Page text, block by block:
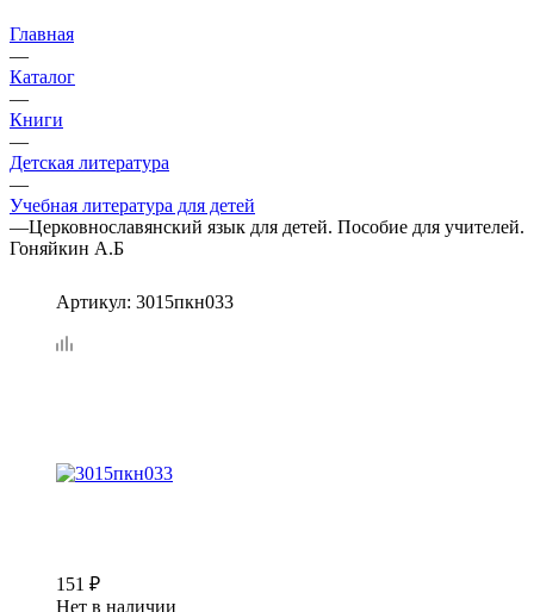
Главная
—
Каталог
—
Книги
—
Детская литература
—
Учебная литература для детей
—Церковнославянский язык для детей. Пособие для учителей.
Гоняйкин А.Б
Артикул: 3015пкн033
151 ₽
Нет в наличии